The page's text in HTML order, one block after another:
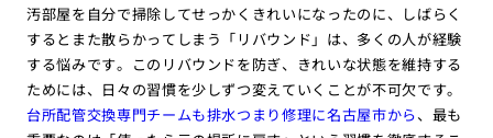
汚部屋を自分で掃除してせっかくきれいになったのに、しばらく
するとまた散らかってしまう「リバウンド」は、多くの人が経験
する悩みです。このリバウンドを防ぎ、きれいな状態を維持する
ためには、日々の習慣を少しずつ変えていくことが不可欠です。
台所配管交換専門チームも排水つまり修理に名古屋市から、最も